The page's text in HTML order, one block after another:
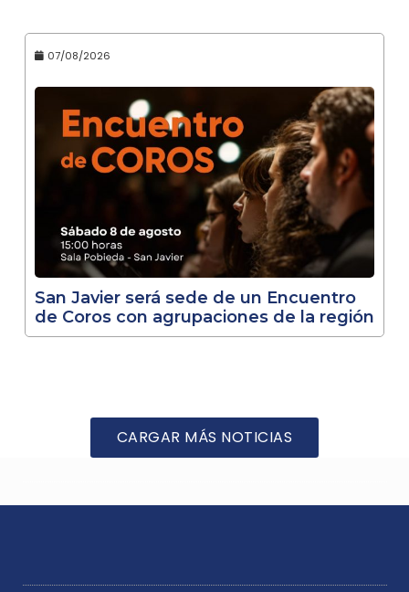
07/08/2026
San Javier será sede de un Encuentro
de Coros con agrupaciones de la región
CARGAR MÁS NOTICIAS